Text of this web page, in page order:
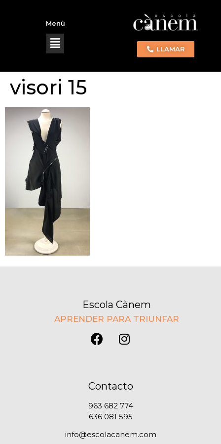
Menú
LLAMAR
visori 15
Escola Cànem
APRENDER PARA TRIUNFAR
Contacto
963 682 774
636 081 595
info@escolacanem.com